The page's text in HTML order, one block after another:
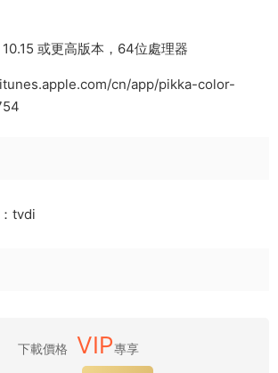
或更高版本，64位處理器
cn/app/pikka-color-
tvdi
下載價格 VIP專享